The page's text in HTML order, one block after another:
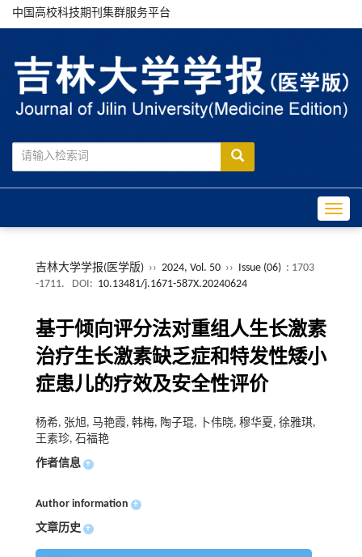
中国高校科技期刊集群服务平台
吉林大学学报(医学版) ›› 2024, Vol. 50 ›› Issue (06) : 1703
-1711.
DOI: 10.13481/j.1671-587X.20240624
基于倾向评分法对重组人生长激素
治疗生长激素缺乏症和特发性矮小
症患儿的疗效及安全性评价
杨希, 张旭, 马艳霞, 韩梅, 陶子琨, 卜伟晓, 穆华夏, 徐雅琪,
王素珍, 石福艳
作者信息 +
Author information +
文章历史 +